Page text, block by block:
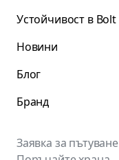
Устойчивост в Bolt
Новини
Блог
Бранд
Заявка за пътуване